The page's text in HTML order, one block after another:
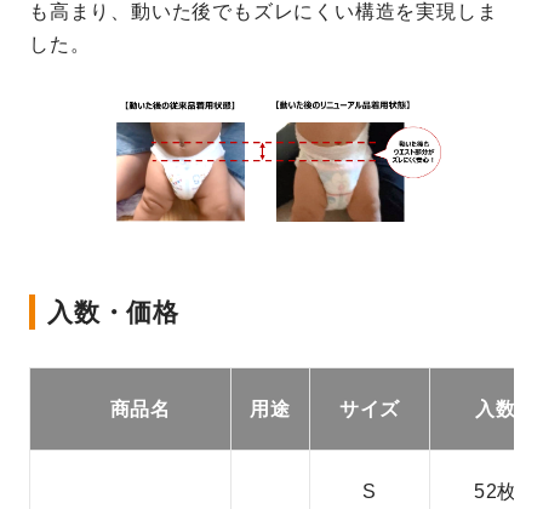
も高まり、動いた後でもズレにくい構造を実現しま
した。
入数・価格
商品名 用途 サイズ 入数
S 52枚